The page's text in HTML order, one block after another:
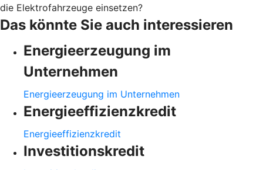
die Elektrofahrzeuge einsetzen?
Das könnte Sie auch interessieren
Energieerzeugung im
Unternehmen
Energieerzeugung im Unternehmen
Energieeffizienzkredit
Energieeffizienzkredit
Investitionskredit